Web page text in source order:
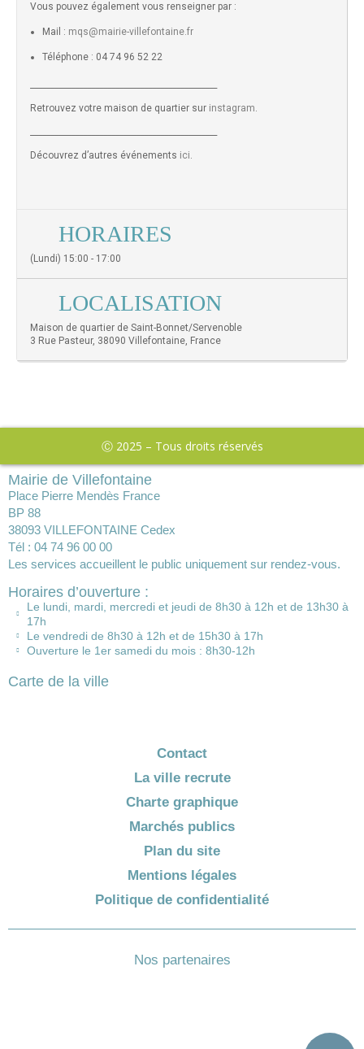
Vous pouvez également vous renseigner par :
Mail : mqs@mairie-villefontaine.fr
Téléphone : 04 74 96 52 22
Retrouvez votre maison de quartier sur instagram.
Découvrez d’autres événements ici.
HORAIRES
(Lundi) 15:00 - 17:00
LOCALISATION
Maison de quartier de Saint-Bonnet/Servenoble
3 Rue Pasteur, 38090 Villefontaine, France
Ⓒ 2025 – Tous droits réservés
Mairie de Villefontaine
Place Pierre Mendès France
BP 88
38093 VILLEFONTAINE Cedex
Tél : 04 74 96 00 00
Les services accueillent le public uniquement sur rendez-vous.
Horaires d’ouverture :
Le lundi, mardi, mercredi et jeudi de 8h30 à 12h et de 13h30 à
17h
Le vendredi de 8h30 à 12h et de 15h30 à 17h
Ouverture le 1er samedi du mois : 8h30-12h
Carte de la ville
Contact
La ville recrute
Charte graphique
Marchés publics
Plan du site
Mentions légales
Politique de confidentialité
Nos partenaires